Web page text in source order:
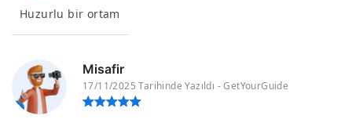
Huzurlu bir ortam
Misafir
17/11/2025 Tarihinde Yazıldı - GetYourGuide